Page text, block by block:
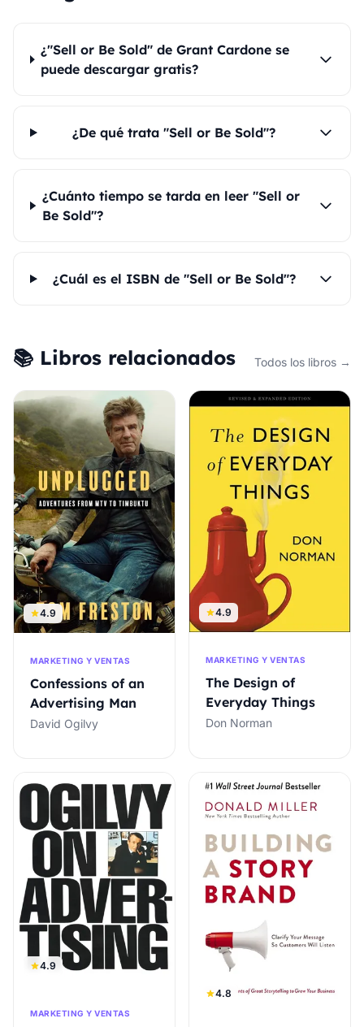
¿"Sell or Be Sold" de Grant Cardone se
puede descargar gratis?
¿De qué trata "Sell or Be Sold"?
¿Cuánto tiempo se tarda en leer "Sell or
Be Sold"?
¿Cuál es el ISBN de "Sell or Be Sold"?
📚 Libros relacionados Todos los libros →
4.9
MARKETING Y VENTAS
Confessions of an
Advertising Man
David Ogilvy
4.9
MARKETING Y VENTAS
The Design of
Everyday Things
Don Norman
4.9
MARKETING Y VENTAS
4.8